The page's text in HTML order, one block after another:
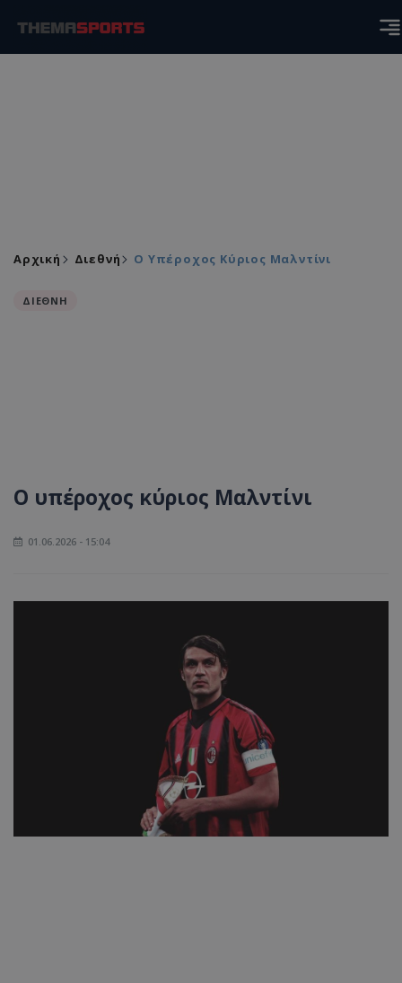
Αρχική Διεθνή Ο Υπέροχος Κύριος Μαλντίνι
ΔΙΕΘΝΗ
Ο υπέροχος κύριος Μαλντίνι
01.06.2026 - 15:04